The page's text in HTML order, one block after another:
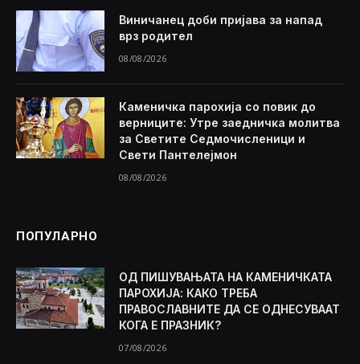
Виничанец доби пријава за напад
врз родител
08/08/2026
Каменичка парохија со повик до
верниците: Утре заедничка молитва
за Светите Седмочисленици и
Свети Пантелејмон
08/08/2026
ПОПУЛАРНО
ОД ПИШУВАЊАТА НА КАМЕНИЧКАТА
ПАРОХИЈА: КАКО ТРЕБА
ПРАВОСЛАВНИТЕ ДА СЕ ОДНЕСУВААТ
КОГА Е ПРАЗНИК?
07/08/2026